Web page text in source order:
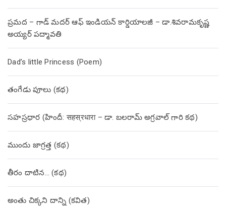
ప్రమద – గాడ్ మదర్ ఆఫ్ ఇండియన్ కార్డియాలజీ – డా.శివరామకృష్ణ
అయ్యర్ పద్మావతి
Dad’s little Princess (Poem)
తంగేడు పూలు (క‌థ‌)
సహస్రధార (హిందీ: सहस्रधारा – డా. బలరామ్ అగ్రవాల్ గారి కథ)
ముందు జాగ్రత్త (క‌థ‌)
తీరం దాటిన… (క‌థ‌)
అంతు చిక్కని దాన్ని (కవిత)